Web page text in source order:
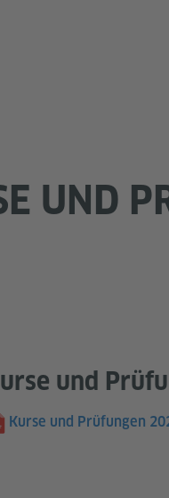
UND
und
Kurse und Prüfungen